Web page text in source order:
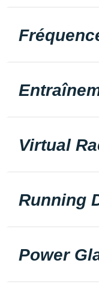
Virtual
Running
Power